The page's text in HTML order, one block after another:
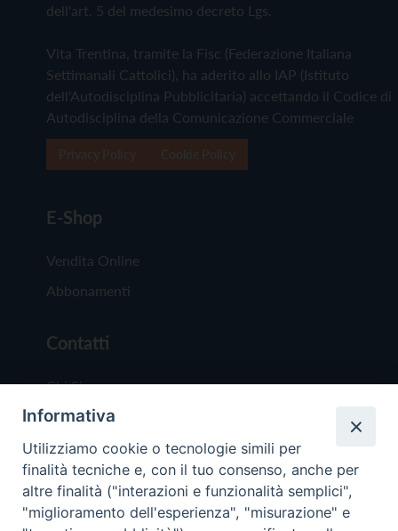
dell'art. 5 del medesimo decreto Lgs.
Vita Trentina, tramite la Fisc (Federazione Italiana
Settimanali Cattolici), ha aderito allo IAP (Istituto
dell'Autodisciplina Pubblicitaria) accettando il Codice di
Autodisciplina della Comunicazione Commerciale
E-Shop
Vendita Online
Abbonamenti
Contatti
Chi Siamo
Redazione
Scrivici
Informativa
Utilizziamo cookie o tecnologie simili per
finalità tecniche e, con il tuo consenso, anche per
altre finalità ("interazioni e funzionalità semplici",
"miglioramento dell'esperienza", "misurazione" e